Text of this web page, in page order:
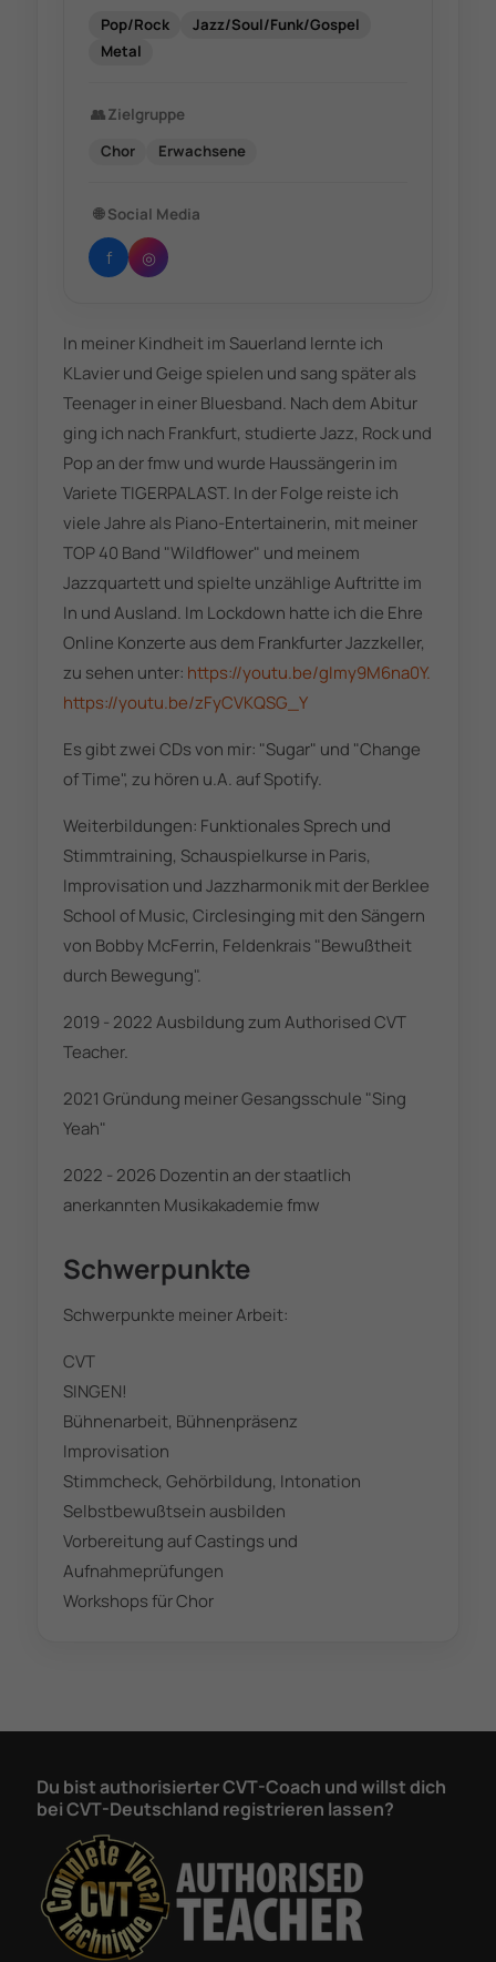
Pop/Rock
Jazz/Soul/Funk/Gospel
Metal
👥Zielgruppe
Chor
Erwachsene
🌐 Social Media
f ◎
In meiner Kindheit im Sauerland lernte ich
KLavier und Geige spielen und sang später als
Teenager in einer Bluesband. Nach dem Abitur
ging ich nach Frankfurt, studierte Jazz, Rock und
Pop an der fmw und wurde Haussängerin im
Variete TIGERPALAST. In der Folge reiste ich
viele Jahre als Piano-Entertainerin, mit meiner
TOP 40 Band "Wildflower" und meinem
Jazzquartett und spielte unzählige Auftritte im
In und Ausland. Im Lockdown hatte ich die Ehre
Online Konzerte aus dem Frankfurter Jazzkeller,
zu sehen unter: https://youtu.be/gImy9M6na0Y.
https://youtu.be/zFyCVKQSG_Y
Es gibt zwei CDs von mir: "Sugar" und "Change
of Time", zu hören u.A. auf Spotify.
Weiterbildungen: Funktionales Sprech und
Stimmtraining, Schauspielkurse in Paris,
Improvisation und Jazzharmonik mit der Berklee
School of Music, Circlesinging mit den Sängern
von Bobby McFerrin, Feldenkrais "Bewußtheit
durch Bewegung".
2019 - 2022 Ausbildung zum Authorised CVT
Teacher.
2021 Gründung meiner Gesangsschule "Sing
Yeah"
2022 - 2026 Dozentin an der staatlich
anerkannten Musikakademie fmw
Schwerpunkte
Schwerpunkte meiner Arbeit:
CVT
SINGEN!
Bühnenarbeit, Bühnenpräsenz
Improvisation
Stimmcheck, Gehörbildung, Intonation
Selbstbewußtsein ausbilden
Vorbereitung auf Castings und
Aufnahmeprüfungen
Workshops für Chor
Du bist authorisierter CVT-Coach und willst dich
bei CVT-Deutschland registrieren lassen?